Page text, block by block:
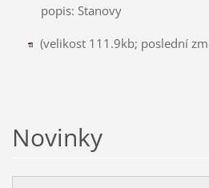
popis: Stanovy
(velikost 111.9kb; poslední
Novinky